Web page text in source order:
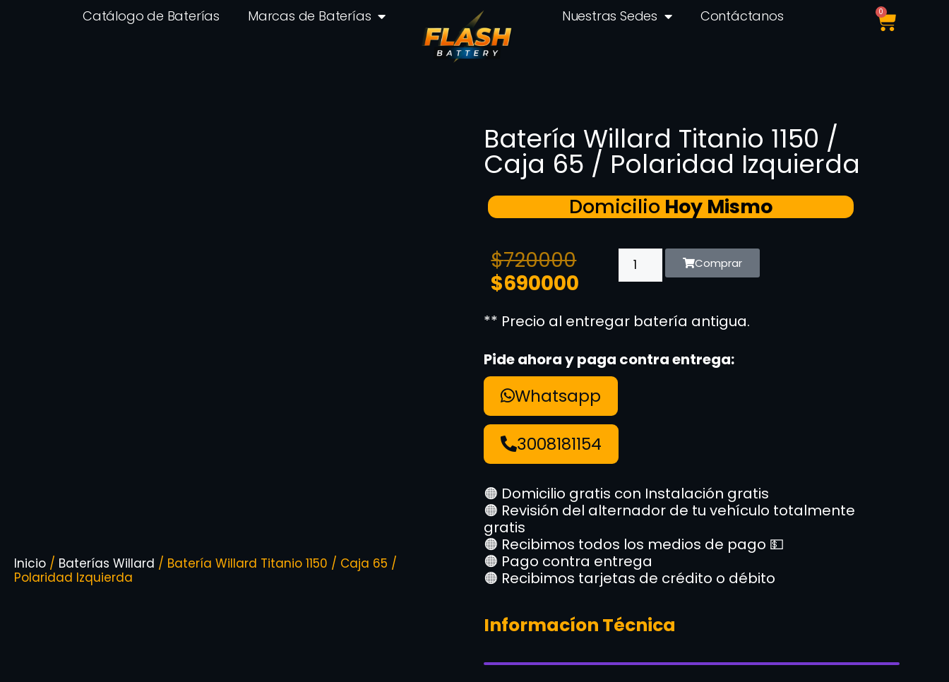
Catálogo de Baterías Marcas de Baterías Nuestras Sedes Contáctanos 0
Inicio / Baterías Willard / Batería Willard Titanio 1150 / Caja 65 /
Polaridad Izquierda
Batería Willard Titanio 1150 /
Caja 65 / Polaridad Izquierda
Domicilio Hoy Mismo
$720000
$690000
Comprar
** Precio al entregar batería antigua.
Pide ahora y paga contra entrega:
Whatsapp
3008181154
🟠 Domicilio gratis con Instalación gratis
🟠 Revisión del alternador de tu vehículo totalmente
gratis
🟠 Recibimos todos los medios de pago 💵
🟠 Pago contra entrega
🟠 Recibimos tarjetas de crédito o débito
Informacíon Técnica